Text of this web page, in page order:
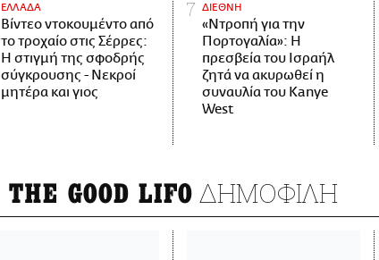
ΕΛΛΑΔΑ
Βίντεο ντοκουμέντο από
το τροχαίο στις Σέρρες:
Η στιγμή της σφοδρής
σύγκρουσης - Νεκροί
μητέρα και γιος
ΔΙΕΘΝΗ
«Ντροπή για την
Πορτογαλία»: Η
πρεσβεία του Ισραήλ
ζητά να ακυρωθεί η
συναυλία του Kanye
West
THE GOOD LIFO ΔΗΜΟΦΙΛΗ